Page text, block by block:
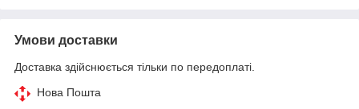
Умови доставки
Доставка здійснюється тільки по передоплаті.
Нова Пошта